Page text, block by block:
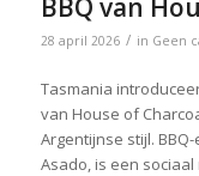
BBQ van
28 april 2026 / in Geen
Tasmania
van House of
Argentijnse stijl.
Asado, is een